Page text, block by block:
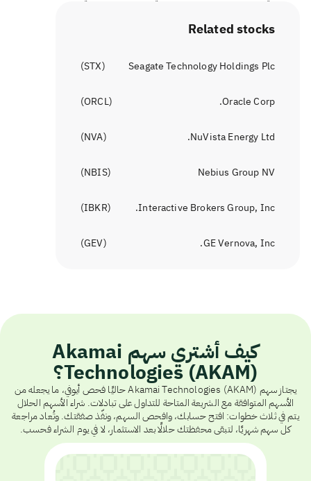
Related stocks
Seagate Technology Holdings Plc
(
STX
)
Oracle Corp.
(
ORCL
)
NuVista Energy Ltd.
(
NVA
)
Nebius Group NV
(
NBIS
)
Interactive Brokers Group, Inc.
(
IBKR
)
GE Vernova, Inc.
(
GEV
)
كيف أشتري سهم Akamai
Technologies (AKAM)؟
يجتاز سهم Akamai Technologies (AKAM) حاليًا فحص أيوفي، ما يجعله من
الأسهم المتوافقة مع الشريعة المتاحة للتداول على تبادلات. شراء الأسهم الحلال
يتم في ثلاث خطوات: افتح حسابك، وافحص السهم، ونفّذ صفقتك. وتُعاد مراجعة
كل سهم شهريًا، لتبقى محفظتك حلالًا بعد الاستثمار، لا في يوم الشراء فحسب.